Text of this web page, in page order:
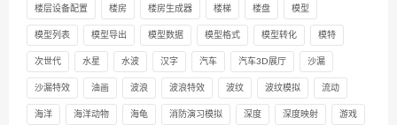
楼层设备配置 楼房 楼房生成器 楼梯 楼盘 模型
模型列表 模型导出 模型数据 模型格式 模型转化 模特
次世代 水星 水波 汉字 汽车 汽车3D展厅 沙漏
沙漏特效 油画 波浪 波浪特效 波纹 波纹模拟 流动
海洋 海洋动物 海龟 消防演习模拟 深度 深度映射 游戏